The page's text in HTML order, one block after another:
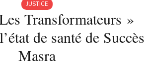
JUSTICE
Transformateurs »
de santé de Succès
Masra